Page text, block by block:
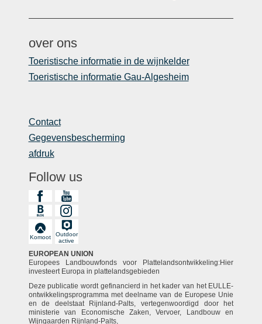
over ons
Toeristische informatie in de wijnkelder
Toeristische informatie Gau-Algesheim
Contact
Gegevensbescherming
afdruk
Follow us
Komoot
Outdoor
active
EUROPEAN UNION
Europees Landbouwfonds voor Plattelandsontwikkeling:Hier
investeert Europa in plattelandsgebieden
Deze publicatie wordt gefinancierd in het kader van het EULLE-
ontwikkelingsprogramma met deelname van de Europese Unie
en de deelstaat Rijnland-Palts, vertegenwoordigd door het
ministerie van Economische Zaken, Vervoer, Landbouw en
Wijngaarden Rijnland-Palts,